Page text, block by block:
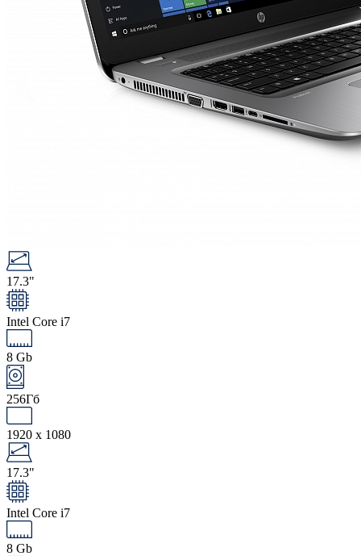
17.3"
Intel Core i7
8 Gb
256Гб
1920 x 1080
17.3"
Intel Core i7
8 Gb